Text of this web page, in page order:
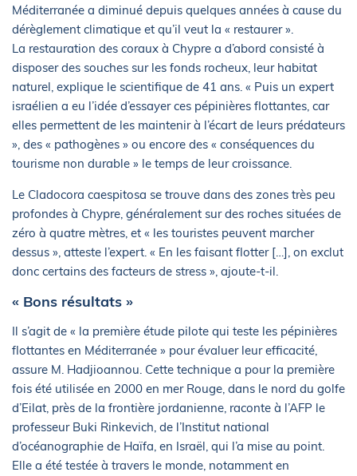
Méditerranée a diminué depuis quelques années à cause du
dérèglement climatique et qu’il veut la « restaurer ».
La restauration des coraux à Chypre a d’abord consisté à
disposer des souches sur les fonds rocheux, leur habitat
naturel, explique le scientifique de 41 ans. « Puis un expert
israélien a eu l’idée d’essayer ces pépinières flottantes, car
elles permettent de les maintenir à l’écart de leurs prédateurs
», des « pathogènes » ou encore des « conséquences du
tourisme non durable » le temps de leur croissance.
Le Cladocora caespitosa se trouve dans des zones très peu
profondes à Chypre, généralement sur des roches situées de
zéro à quatre mètres, et « les touristes peuvent marcher
dessus », atteste l’expert. « En les faisant flotter […], on exclut
donc certains des facteurs de stress », ajoute-t-il.
« Bons résultats »
Il s’agit de « la première étude pilote qui teste les pépinières
flottantes en Méditerranée » pour évaluer leur efficacité,
assure M. Hadjioannou. Cette technique a pour la première
fois été utilisée en 2000 en mer Rouge, dans le nord du golfe
d’Eilat, près de la frontière jordanienne, raconte à l’AFP le
professeur Buki Rinkevich, de l’Institut national
d’océanographie de Haïfa, en Israël, qui l’a mise au point.
Elle a été testée à travers le monde, notamment en